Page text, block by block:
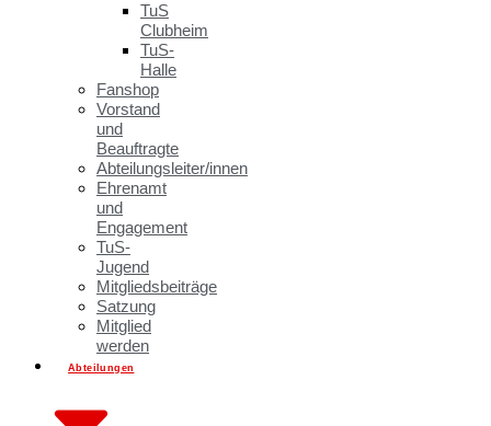
TuS
Clubheim
TuS-
Halle
Fanshop
Vorstand
und
Beauftragte
Abteilungsleiter/innen
Ehrenamt
und
Engagement
TuS-
Jugend
Mitgliedsbeiträge
Satzung
Mitglied
werden
Abteilungen